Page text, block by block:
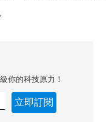
你的科技原力！
立即訂閱